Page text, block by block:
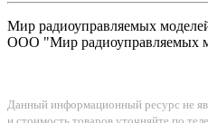
Мир радиоуправляемых
ООО "Мир радиоуправляемых
Данный информационный ресурс не